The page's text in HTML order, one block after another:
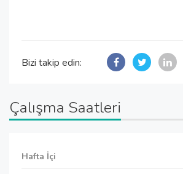
Bizi takip edin:
Çalışma Saatleri
Hafta İçi